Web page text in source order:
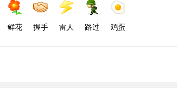
鲜花 握手 雷人 路过 鸡蛋